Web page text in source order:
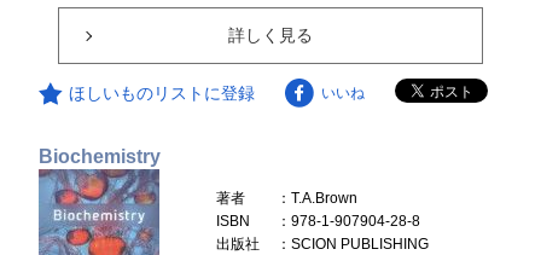
詳しく見る
ほしいものリストに登録 いいね
Biochemistry
著者
：T.A.Brown
ISBN
：978-1-907904-28-8
出版社
：SCION PUBLISHING